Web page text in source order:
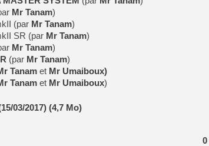
Mr Tanam)
(par Mr Tanam)
SR (par Mr Tanam)
Mr Tanam)
(par Mr Tanam)
Tanam et Mr Umaiboux)
Tanam et Mr Umaiboux)
03/2017) (4,7 Mo)
0